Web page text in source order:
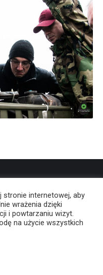
stronie internetowej, aby
wrażenia dzięki
i powtarzaniu wizyt.
na użycie wszystkich